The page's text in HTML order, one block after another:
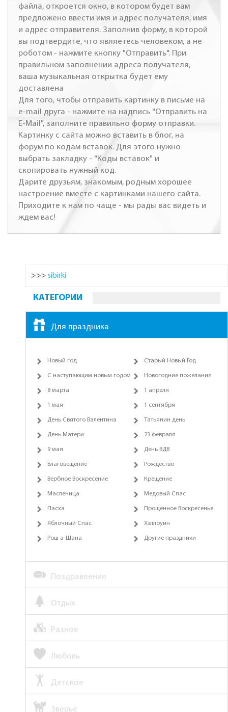
файла, откроется окно, в котором будет вам
предложено ввести имя и адрес получателя, имя
и адрес отправителя. Заполнив форму, в которой
вы подтвердите, что являетесь человеком, а не
роботом - нажмите кнопку "Отправить". При
правильном заполнении адреса получателя,
ваша музыкальная открытка будет ему
доставлена
Для того, чтобы отправить картинку в письме на
e-mail друга - нажмите на надпись "Отправить на
E-Mail", заполните правильно форму отправки.
Картинку с сайта можно вставить в блог, на
форум по кодам вставок. Для этого нужно
выбрать закладку - "Коды вставок" и
скопировать нужный код.
Дарите друзьям, знакомым, родным хорошее
настроение вместе с картинками нашего сайта.
Приходите к нам по чаще - мы рады вас видеть и
ждем вас!
>>> sibirki
КАТЕГОРИИ
Для праздника
Новый год Старый Новый Год
С наступающим новым годом Новогодние пожелания
8 марта 1 апреля
1 мая 1 сентября
День Святого Валентина Татьянин день
День Матери 23 февраля
9 мая День ВДВ
Благовещение Рождество
Вербное Воскресение Крещение
Масленица Медовый Спас
Пасха Прощенное Воскресенье
Яблочный Спас Хэллоуин
Рош а-Шана Другие праздники
Поздравления
Отдых
Разное
Любовь
Детское
Зверьё